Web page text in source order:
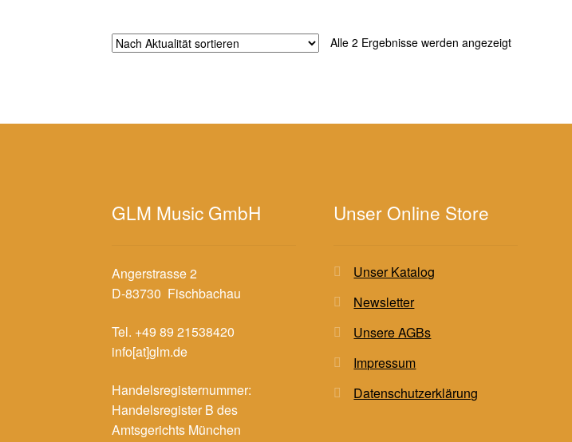
Alle 2 Ergebnisse werden angezeigtNach
GLM Music GmbH
Angerstrasse 2
D-83730 Fischbachau
Tel. +49 89 21538420
info[at]glm.de
Handelsregisternummer:
Handelsregister B des
Amtsgerichts München
Unser Online Store
Unser Katalog
Newsletter
Unsere AGBs
Impressum
Datenschutzerklärung